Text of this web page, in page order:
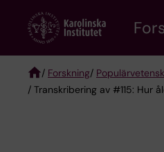
content
Breadcrumb
/ Forskning/
/ Transkribering av #115: Hur